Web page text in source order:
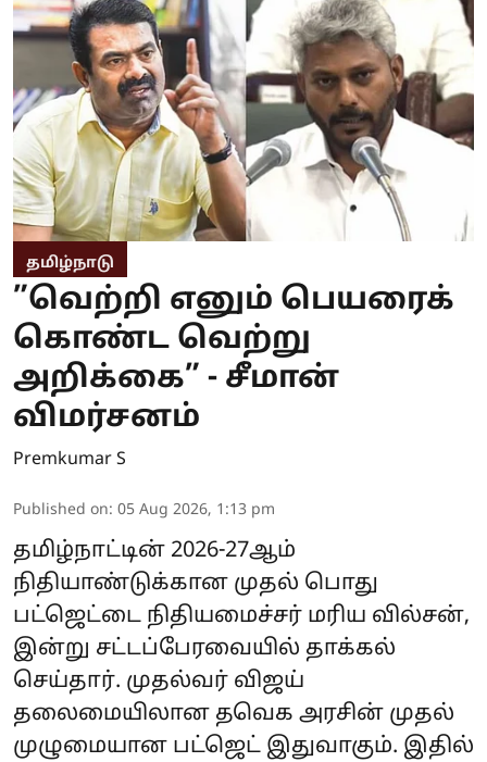
தமிழ்நாடு
”வெற்றி எனும் பெயரைக்
கொண்ட வெற்று
அறிக்கை” - சீமான்
விமர்சனம்
Premkumar S
Published on: 05 Aug 2026, 1:13 pm
தமிழ்நாட்டின் 2026-27ஆம்
நிதியாண்டுக்கான முதல் பொது
பட்ஜெட்டை நிதியமைச்சர் மரிய வில்சன்,
இன்று சட்டப்பேரவையில் தாக்கல்
செய்தார். முதல்வர் விஜய்
தலைமையிலான தவெக அரசின் முதல்
முழுமையான பட்ஜெட் இதுவாகும். இதில்